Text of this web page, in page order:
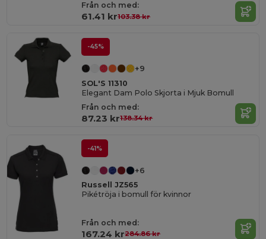
Från och med:
61.41 kr103.38 kr
-45%
+9
SOL'S 11310
Elegant Dam Polo Skjorta i Mjuk Bomull
Från och med:
87.23 kr138.34 kr
-41%
+6
Russell JZ565
Pikétröja i bomull för kvinnor
Från och med:
167.24 kr284.86 kr